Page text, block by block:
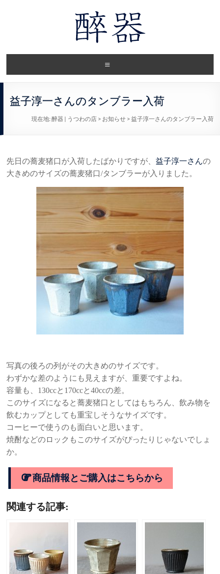
益子淳一さんのタンブラー入荷
現在地: 醉器 | うつわの店> お知らせ> 益子淳一さんのタンブラー入荷
先日の蕎麦猪口が入荷したばかりですが、益子淳一さんの
大きめのサイズの蕎麦猪口/タンブラーが入りました。
写真の後ろの列がその大きめのサイズです。
わずかな差のようにも見えますが、重要ですよね。
容量も、130ccと170ccと40ccの差。
このサイズになると蕎麦猪口としてはもちろん、飲み物を
飲むカップとしても重宝しそうなサイズです。
コーヒーで使うのも面白いと思います。
焼酎などのロックもこのサイズがぴったりじゃないでしょ
か。
商品情報とご購入はこちらから
関連する記事: